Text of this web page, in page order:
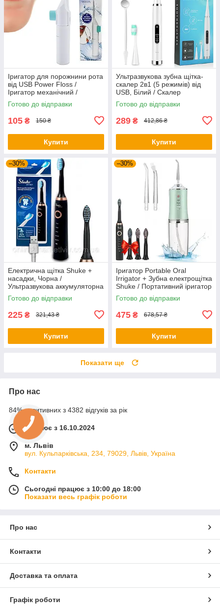
Іригатор для порожнини рота
від USB Power Floss /
Іригатор механічний /
Портативний іригатор
Готово до відправки
105 ₴ 150 ₴
Купити
Ультразвукова зубна щітка-
скалер 2в1 (5 режимів) від
USB, Білий / Скалер
стоматологічний / Скалер для
зубів
Готово до відправки
289 ₴ 412,86 ₴
Купити
–30%
Електрична щітка Shuke +
насадки, Чорна /
Ультразвукова аккумуляторна
щітка для зубів з 5 режимами
Готово до відправки
225 ₴ 321,43 ₴
Купити
–30%
Іригатор Portable Oral
Irrigator + Зубна електрощітка
Shuke / Портативний іригатор
для зубів
Готово до відправки
475 ₴ 678,57 ₴
Купити
Показати ще
Про нас
84% позитивних з 4382 відгуків за рік
Працює з 16.10.2024
м. Львів
вул. Кульпарківська, 234, 79029, Львів, Україна
Контакти
Сьогодні працює з 10:00 до 18:00
Показати весь графік роботи
Про нас
Контакти
Доставка та оплата
Графік роботи